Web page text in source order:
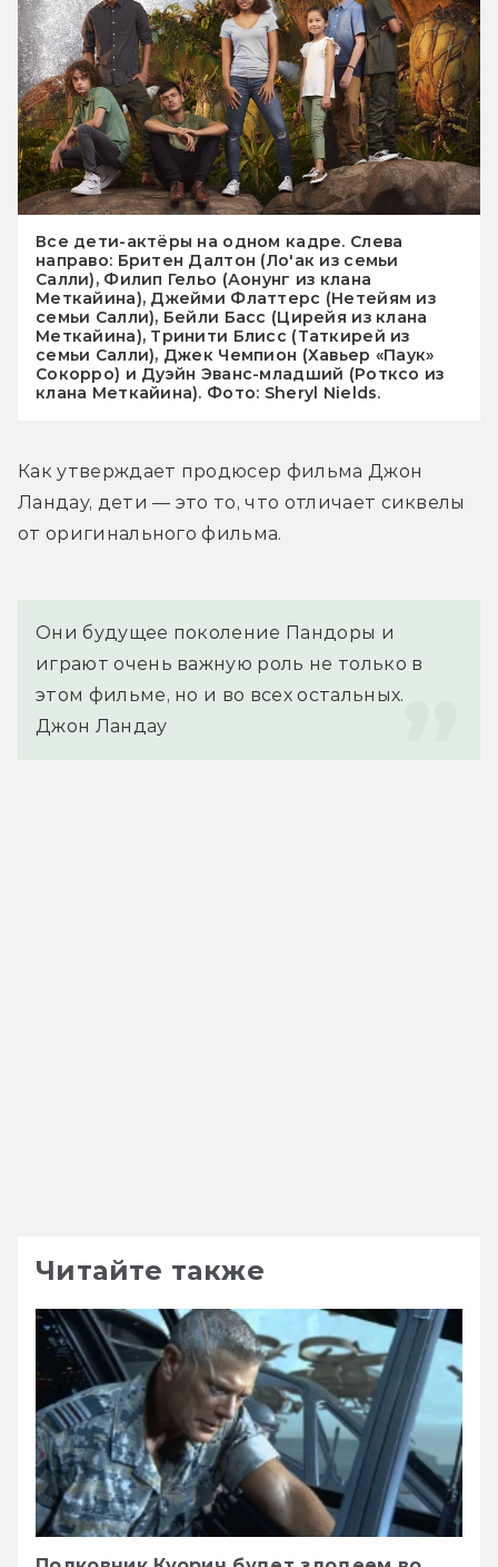
Все дети-актёры на одном кадре. Слева
направо: Бритен Далтон (Ло'ак из семьи
Салли), Филип Гельо (Аонунг из клана
Меткайина), Джейми Флаттерс (Нетейям из
семьи Салли), Бейли Басс (Цирейя из клана
Меткайина), Тринити Блисс (Таткирей из
семьи Салли), Джек Чемпион (Хавьер «Паук»
Сокорро) и Дуэйн Эванс-младший (Ротксо из
клана Меткайина). Фото: Sheryl Nields.
Как утверждает продюсер фильма Джон
Ландау, дети — это то, что отличает сиквелы
от оригинального фильма.
Они будущее поколение Пандоры и
играют очень важную роль не только в
этом фильме, но и во всех остальных.
Джон Ландау
Читайте также